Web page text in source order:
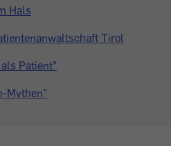
Hals
Tirol
Patient"
Mythen"